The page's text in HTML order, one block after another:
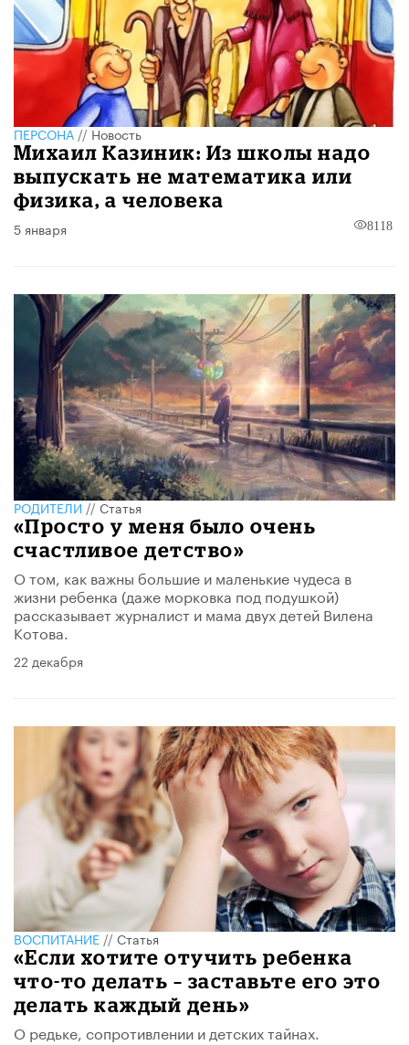
ПЕРСОНА//Новость
Михаил Казиник: Из школы надо
выпускать не математика или
физика, а человека
5 января 8118
РОДИТЕЛИ//Статья
«Просто у меня было очень
счастливое детство»
О том, как важны большие и маленькие чудеса в
жизни ребенка (даже морковка под подушкой)
рассказывает журналист и мама двух детей Вилена
Котова.
22 декабря
ВОСПИТАНИЕ//Статья
«Если хотите отучить ребенка
что-то делать – заставьте его это
делать каждый день»
О редьке, сопротивлении и детских тайнах.